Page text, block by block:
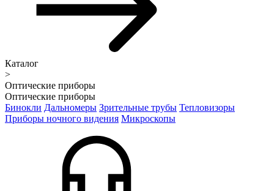
Каталог
>
Оптические приборы
Оптические приборы
Бинокли Дальномеры Зрительные трубы Тепловизоры
Приборы ночного видения Микроскопы